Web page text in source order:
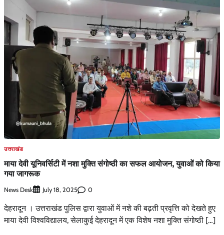
उत्तराखंड
माया देवी यूनिवर्सिटी में नशा मुक्ति संगोष्ठी का सफल आयोजन, युवाओं को किया
गया जागरूक
News Desk July 18, 2025 0
देहरादून । उत्तराखंड पुलिस द्वारा युवाओं में नशे की बढ़ती प्रवृत्ति को देखते हुए
माया देवी विश्वविद्यालय, सेलाकुई देहरादून में एक विशेष नशा मुक्ति संगोष्ठी […]